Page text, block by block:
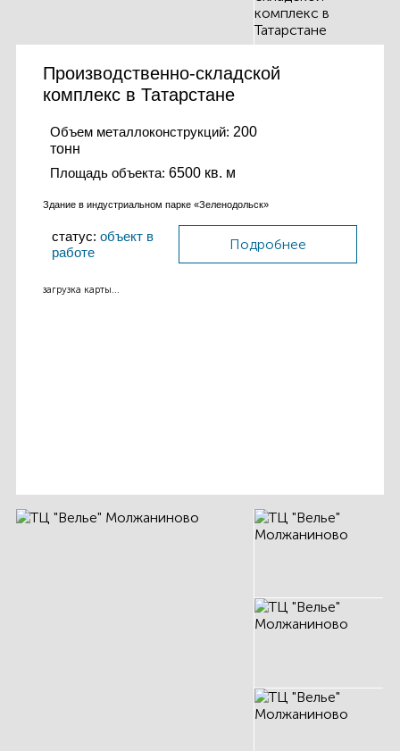
Производственно-складской
комплекс в Татарстане
Объем металлоконструкций: 200
тонн
Площадь объекта: 6500 кв. м
Здание в индустриальном парке «Зеленодольск»
статус: объект в
работе
Подробнее
загрузка карты...